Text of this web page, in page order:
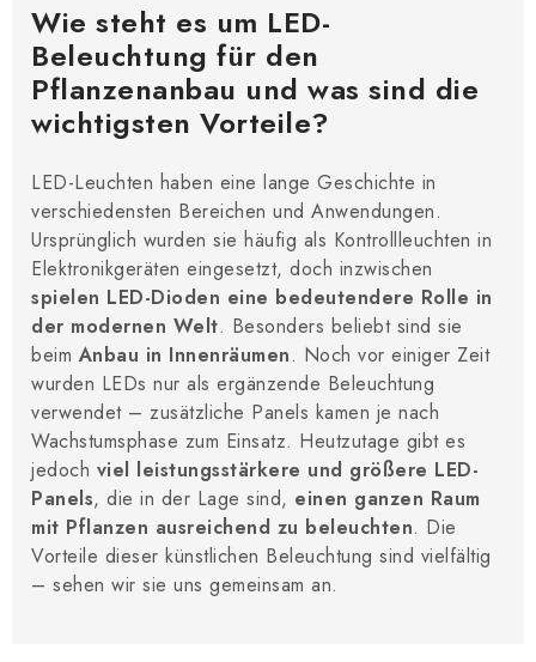
Geschäftsbewertung Kaufberatung
Kontakt
Datenschutzerklärung Impressum
Wie steht es um LED-
Beleuchtung für den
Pflanzenanbau und was sind die
wichtigsten Vorteile?
LED-Leuchten haben eine lange Geschichte in
verschiedensten Bereichen und Anwendungen.
Ursprünglich wurden sie häufig als Kontrollleuchten in
Elektronikgeräten eingesetzt, doch inzwischen
spielen LED-Dioden eine bedeutendere Rolle in
der modernen Welt. Besonders beliebt sind sie
beim Anbau in Innenräumen. Noch vor einiger Zeit
wurden LEDs nur als ergänzende Beleuchtung
verwendet – zusätzliche Panels kamen je nach
Wachstumsphase zum Einsatz. Heutzutage gibt es
jedoch viel leistungsstärkere und größere LED-
Panels, die in der Lage sind, einen ganzen Raum
mit Pflanzen ausreichend zu beleuchten. Die
Vorteile dieser künstlichen Beleuchtung sind vielfältig
– sehen wir sie uns gemeinsam an.